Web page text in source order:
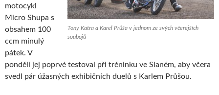
Tony Katra a Karel Průša v jednom ze svých včerejších
soubojů
motocykl
Micro Shupa s
obsahem 100
ccm minulý
pátek. V
pondělí jej poprvé testoval při tréninku ve Slaném, aby včera
svedl pár úžasných exhibičních duelů s Karlem Průšou.